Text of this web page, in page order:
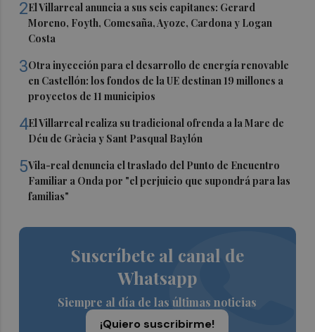
2El Villarreal anuncia a sus seis capitanes: Gerard
Moreno, Foyth, Comesaña, Ayoze, Cardona y Logan
Costa
3Otra inyección para el desarrollo de energía renovable
en Castellón: los fondos de la UE destinan 19 millones a
proyectos de 11 municipios
4El Villarreal realiza su tradicional ofrenda a la Mare de
Déu de Gràcia y Sant Pasqual Baylón
5Vila-real denuncia el traslado del Punto de Encuentro
Familiar a Onda por "el perjuicio que supondrá para las
familias"
Suscríbete al canal de
Whatsapp
Siempre al día de las últimas noticias
¡Quiero suscribirme!